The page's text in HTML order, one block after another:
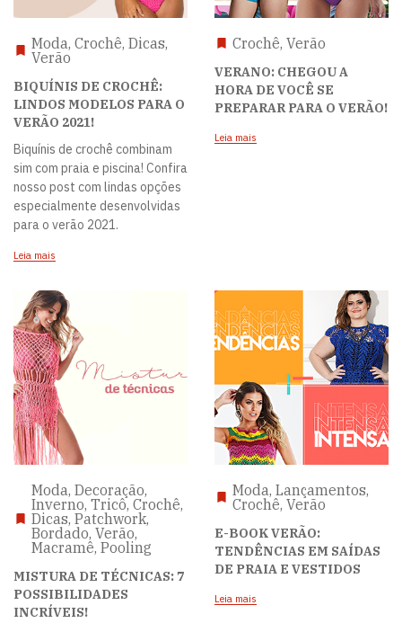
Moda, Crochê, Dicas,
Verão
BIQUÍNIS DE CROCHÊ:
LINDOS MODELOS PARA O
VERÃO 2021!
Biquínis de crochê combinam
sim com praia e piscina! Confira
nosso post com lindas opções
especialmente desenvolvidas
para o verão 2021.
Leia mais
Crochê, Verão
VERANO: CHEGOU A
HORA DE VOCÊ SE
PREPARAR PARA O VERÃO!
Leia mais
Moda, Decoração,
Inverno, Tricô, Crochê,
Dicas, Patchwork,
Bordado, Verão,
Macramê, Pooling
MISTURA DE TÉCNICAS: 7
POSSIBILIDADES
INCRÍVEIS!
Moda, Lançamentos,
Crochê, Verão
E-BOOK VERÃO:
TENDÊNCIAS EM SAÍDAS
DE PRAIA E VESTIDOS
Leia mais